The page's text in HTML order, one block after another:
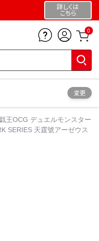
詳しくは
こちら
0
変更
王OCG デュエルモンスター
SERIES 天霆號アーゼウス